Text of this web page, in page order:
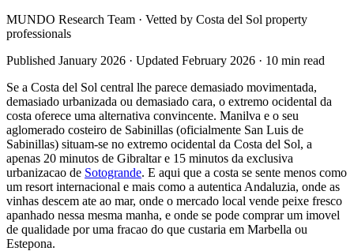
MUNDO Research Team · Vetted by Costa del Sol property
professionals
Published January 2026 · Updated February 2026 · 10 min read
Se a Costa del Sol central lhe parece demasiado movimentada,
demasiado urbanizada ou demasiado cara, o extremo ocidental da
costa oferece uma alternativa convincente. Manilva e o seu
aglomerado costeiro de Sabinillas (oficialmente San Luis de
Sabinillas) situam-se no extremo ocidental da Costa del Sol, a
apenas 20 minutos de Gibraltar e 15 minutos da exclusiva
urbanizacao de Sotogrande. E aqui que a costa se sente menos como
um resort internacional e mais como a autentica Andaluzia, onde as
vinhas descem ate ao mar, onde o mercado local vende peixe fresco
apanhado nessa mesma manha, e onde se pode comprar um imovel
de qualidade por uma fracao do que custaria em Marbella ou
Estepona.